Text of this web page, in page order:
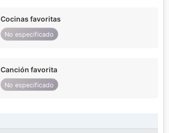
Cocinas favoritas
No especificado
Canción favorita
No especificado